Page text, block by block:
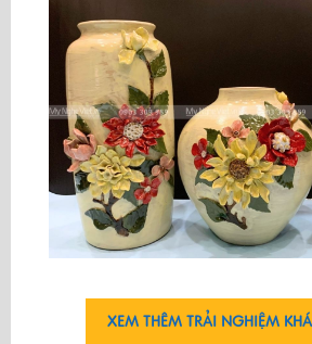
XEM THÊM TRẢI NGHIỆM